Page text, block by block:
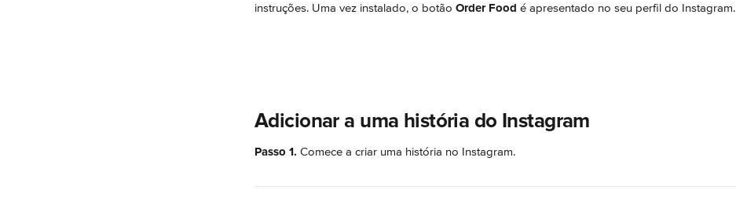
instruções. Uma vez instalado, o botão Order Food é apresentado no seu perfil do Instagram.
Adicionar a uma história do Instagram
Passo 1. Comece a criar uma história no Instagram.